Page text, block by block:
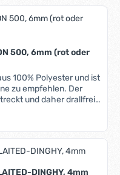
500, 6mm (rot oder
100% Polyester und ist
empfehlen. Der
und daher drallfrei.
auf Blöcken und
als Groß-, Fock- und
komplette laufende
DINGHY, 4mm